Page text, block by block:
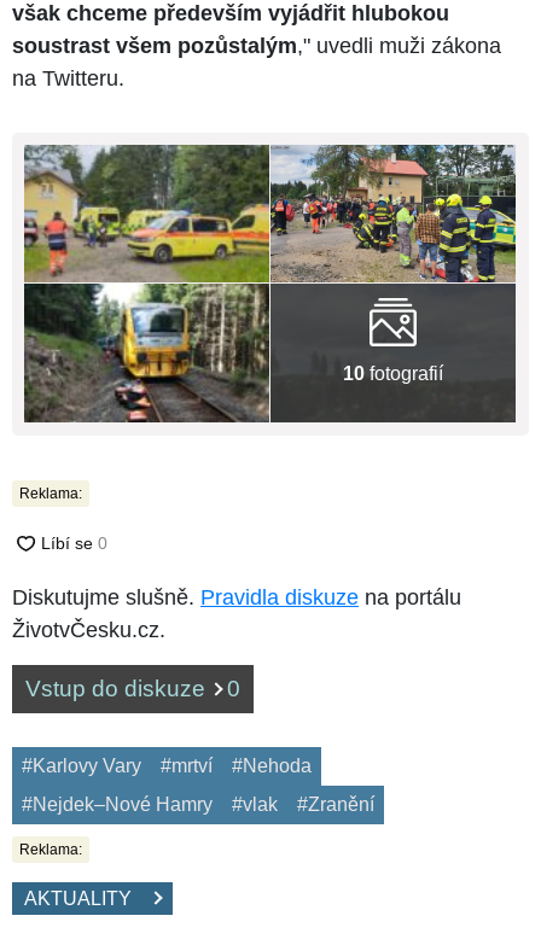
však chceme především vyjádřit hlubokou
soustrast všem pozůstalým," uvedli muži zákona
na Twitteru.
10 fotografií
Reklama:
Diskutujme slušně. Pravidla diskuze na portálu
ŽivotvČesku.cz.
Vstup do diskuze 0
#Karlovy Vary #mrtví
#Nehoda
#Nejdek–Nové Hamry
#vlak #Zranění
Reklama:
AKTUALITY